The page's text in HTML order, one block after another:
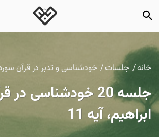
خانه جلسات خودشناسی و تدبر در قرآن
جلسه 20 خودشناسی
ابراهیم، آیه 11